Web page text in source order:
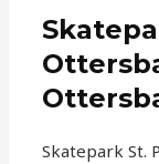
Skatepark St.